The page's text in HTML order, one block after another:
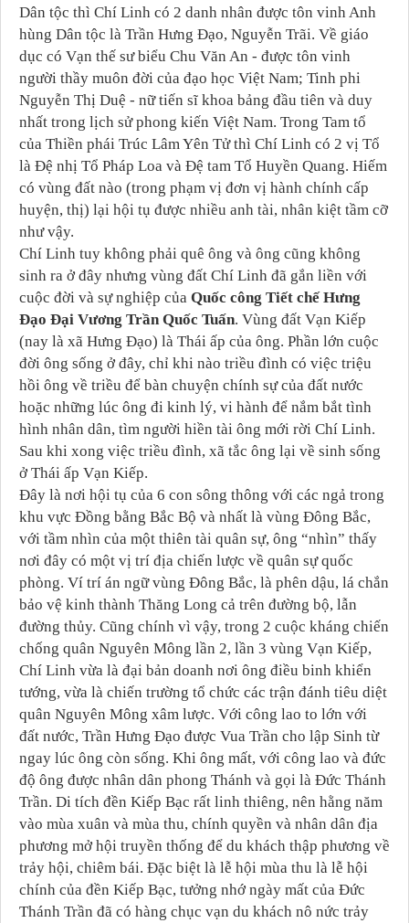
Dân tộc thì Chí Linh có 2 danh nhân được tôn vinh Anh
hùng Dân tộc là Trần Hưng Đạo, Nguyễn Trãi. Về giáo
dục có Vạn thế sư biểu Chu Văn An - được tôn vinh
người thầy muôn đời của đạo học Việt Nam; Tinh phi
Nguyễn Thị Duệ - nữ tiến sĩ khoa bảng đầu tiên và duy
nhất trong lịch sử phong kiến Việt Nam. Trong Tam tổ
của Thiền phái Trúc Lâm Yên Tử thì Chí Linh có 2 vị Tổ
là Đệ nhị Tổ Pháp Loa và Đệ tam Tổ Huyền Quang. Hiếm
có vùng đất nào (trong phạm vị đơn vị hành chính cấp
huyện, thị) lại hội tụ được nhiều anh tài, nhân kiệt tầm cỡ
như vậy.
Chí Linh tuy không phải quê ông và ông cũng không
sinh ra ở đây nhưng vùng đất Chí Linh đã gắn liền với
cuộc đời và sự nghiệp của Quốc công Tiết chế Hưng
Đạo Đại Vương Trần Quốc Tuấn. Vùng đất Vạn Kiếp
(nay là xã Hưng Đạo) là Thái ấp của ông. Phần lớn cuộc
đời ông sống ở đây, chỉ khi nào triều đình có việc triệu
hồi ông về triều để bàn chuyện chính sự của đất nước
hoặc những lúc ông đi kinh lý, vi hành để nắm bắt tình
hình nhân dân, tìm người hiền tài ông mới rời Chí Linh.
Sau khi xong việc triều đình, xã tắc ông lại về sinh sống
ở Thái ấp Vạn Kiếp.
Đây là nơi hội tụ của 6 con sông thông với các ngả trong
khu vực Đồng bằng Bắc Bộ và nhất là vùng Đông Bắc,
với tầm nhìn của một thiên tài quân sự, ông “nhìn” thấy
nơi đây có một vị trí địa chiến lược về quân sự quốc
phòng. Ví trí án ngữ vùng Đông Bắc, là phên dậu, lá chắn
bảo vệ kinh thành Thăng Long cả trên đường bộ, lẫn
đường thủy. Cũng chính vì vậy, trong 2 cuộc kháng chiến
chống quân Nguyên Mông lần 2, lần 3 vùng Vạn Kiếp,
Chí Linh vừa là đại bản doanh nơi ông điều binh khiển
tướng, vừa là chiến trường tổ chức các trận đánh tiêu diệt
quân Nguyên Mông xâm lược. Với công lao to lớn với
đất nước, Trần Hưng Đạo được Vua Trần cho lập Sinh từ
ngay lúc ông còn sống. Khi ông mất, với công lao và đức
độ ông được nhân dân phong Thánh và gọi là Đức Thánh
Trần. Di tích đền Kiếp Bạc rất linh thiêng, nên hằng năm
vào mùa xuân và mùa thu, chính quyền và nhân dân địa
phương mở hội truyền thống để du khách thập phương về
trảy hội, chiêm bái. Đặc biệt là lễ hội mùa thu là lễ hội
chính của đền Kiếp Bạc, tưởng nhớ ngày mất của Đức
Thánh Trần đã có hàng chục vạn du khách nô nức trảy